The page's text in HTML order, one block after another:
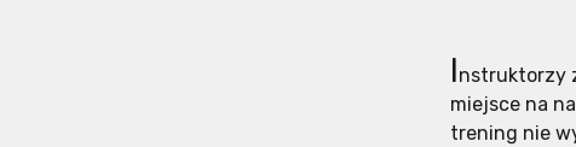
Instruktorzy
miejsce na
trening nie